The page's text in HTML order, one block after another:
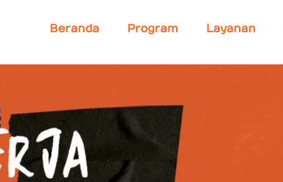
Beranda Program Layanan